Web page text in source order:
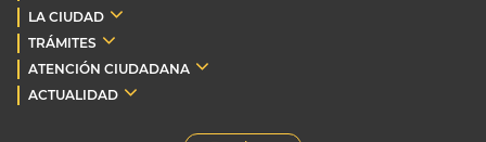
LA CIUDAD
TRÁMITES
ATENCIÓN CIUDADANA
ACTUALIDAD